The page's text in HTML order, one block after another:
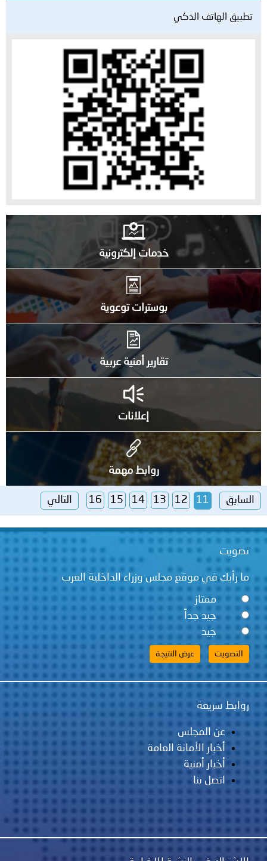
تطبيق الهاتف الذكي
خدمات إلكترونية
بوسترات توعوية
تقارير أمنية عربية
إعلانات
روابط مهمة
السابق 11
12
13
14
15
16 التالي
تصويت
ما رأيك في موقع مجلس وزراء الداخلية العرب
ممتاز
جيد جداً
جيد
روابط سريعة
عن المجلس
أخبار الأمانة العامة
أخبار أمنية
اتصل بنا